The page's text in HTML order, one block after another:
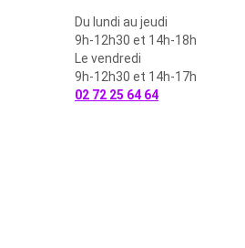
Du lundi au jeudi
9h-12h30 et 14h-18h
Le vendredi
9h-12h30 et 14h-17h
02 72 25 64 64